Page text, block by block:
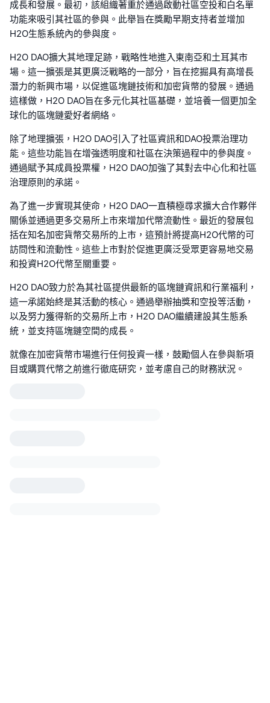
成長和發展。最初，該組織著重於通過啟動社區空投和白名單
功能來吸引其社區的參與。此舉旨在獎勵早期支持者並增加
H2O生態系統內的參與度。
H2O DAO擴大其地理足跡，戰略性地進入東南亞和土耳其市
場。這一擴張是其更廣泛戰略的一部分，旨在挖掘具有高增長
潛力的新興市場，以促進區塊鏈技術和加密貨幣的發展。通過
這樣做，H2O DAO旨在多元化其社區基礎，並培養一個更加全
球化的區塊鏈愛好者網絡。
除了地理擴張，H2O DAO引入了社區資訊和DAO投票治理功
能。這些功能旨在增強透明度和社區在決策過程中的參與度。
通過賦予其成員投票權，H2O DAO加強了其對去中心化和社區
治理原則的承諾。
為了進一步實現其使命，H2O DAO一直積極尋求擴大合作夥伴
關係並通過更多交易所上市來增加代幣流動性。最近的發展包
括在知名加密貨幣交易所的上市，這預計將提高H2O代幣的可
訪問性和流動性。這些上市對於促進更廣泛受眾更容易地交易
和投資H2O代幣至關重要。
H2O DAO致力於為其社區提供最新的區塊鏈資訊和行業福利，
這一承諾始終是其活動的核心。通過舉辦抽獎和空投等活動，
以及努力獲得新的交易所上市，H2O DAO繼續建設其生態系
統，並支持區塊鏈空間的成長。
就像在加密貨幣市場進行任何投資一樣，鼓勵個人在參與新項
目或購買代幣之前進行徹底研究，並考慮自己的財務狀況。